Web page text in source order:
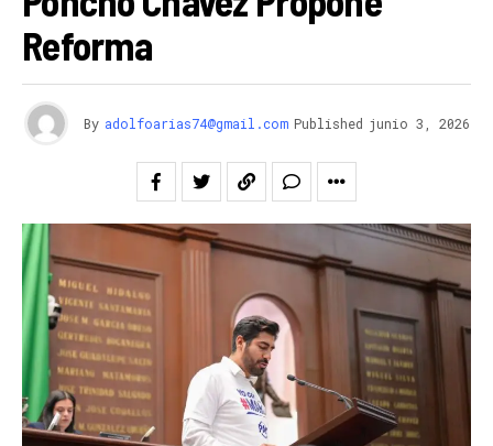
Reforma
By adolfoarias74@gmail.com Published junio 3, 2026